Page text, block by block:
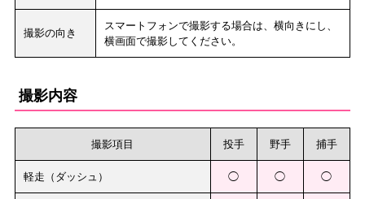
撮影の向き
スマートフォンで撮影する場合は、横向きにし、
横画面で撮影してください。
撮影内容
撮影項目 投手 野手 捕手
軽走（ダッシュ） ◯ ◯ ◯